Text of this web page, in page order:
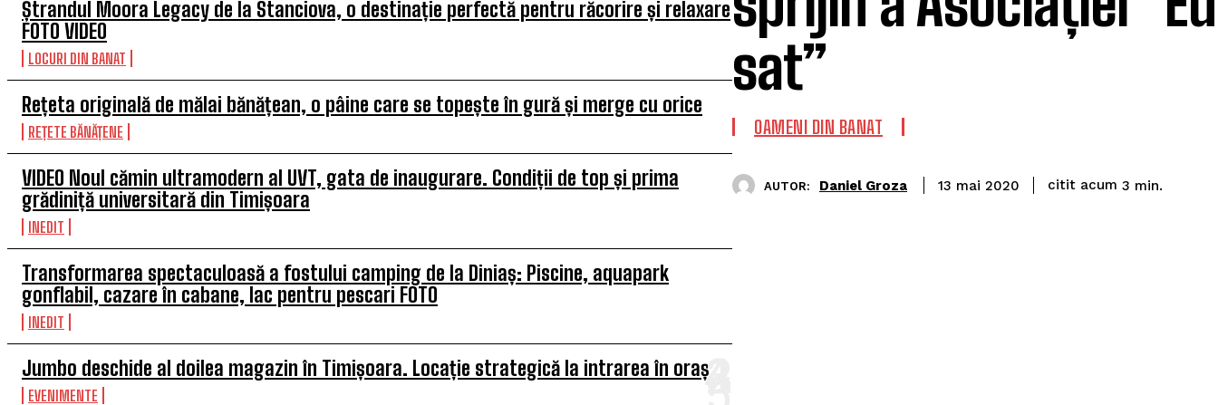
Ștrandul Moora Legacy de la Stanciova, o destinație perfectă pentru răcorire și relaxare
FOTO VIDEO
LOCURI DIN BANAT
Rețeta originală de mălai bănățean, o pâine care se topește în gură și merge cu orice
REȚETE BĂNĂȚENE
VIDEO Noul cămin ultramodern al UVT, gata de inaugurare. Condiții de top și prima
grădiniță universitară din Timișoara
INEDIT
Transformarea spectaculoasă a fostului camping de la Diniaș: Piscine, aquapark
gonflabil, cazare în cabane, lac pentru pescari FOTO
INEDIT
Jumbo deschide al doilea magazin în Timișoara. Locație strategică la intrarea în oraș
EVENIMENTE
sat”
OAMENI DIN BANAT
AUTOR: Daniel Groza 13 mai 2020 citit acum 3 min.